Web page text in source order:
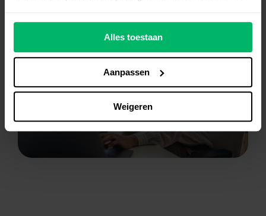
Alles toestaan
Aanpassen
Weigeren